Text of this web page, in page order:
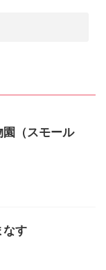
（スモール
なす